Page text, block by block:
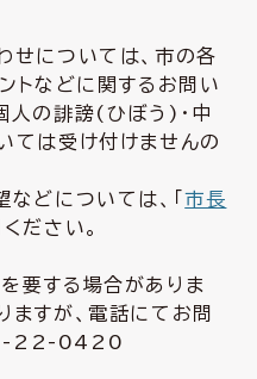
せについては、市の各
トなどに関するお問い
人の誹謗(ひぼう)・中
ては受け付けませんの
などについては、「市長
ださい。
要する場合がありま
ますが、電話にてお問
22-0420